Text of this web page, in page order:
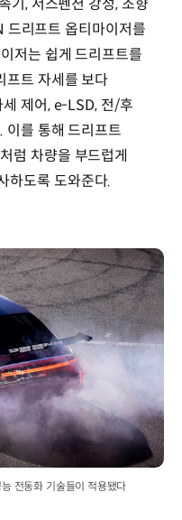
기, 서스펜션 강성, 조향
드리프트 옵티마이저를
저는 쉽게 드리프트를
프트 자세를 보다
제어, e-LSD, 전/후
이를 통해 드리프트
럼 차량을 부드럽게
하도록 도와준다.
전동화 기술들이 적용됐다